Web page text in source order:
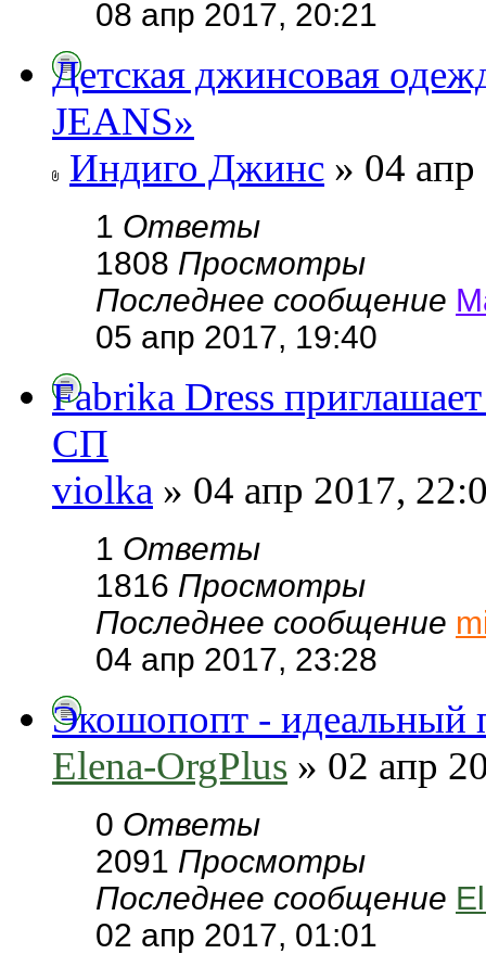
08 апр 2017, 20:21
Детская джинсовая
JEANS»
Индиго Джинс » 04
1 Ответы
1808 Просмотры
Последнее сообщение
05 апр 2017, 19:40
Fabrika Dress
СП
violka » 04 апр 2017,
1 Ответы
1816 Просмотры
Последнее сообщение
04 апр 2017, 23:28
Экошопопт - идеальный
Elena-OrgPlus » 02 апр
0 Ответы
2091 Просмотры
Последнее сообщение
02 апр 2017, 01:01